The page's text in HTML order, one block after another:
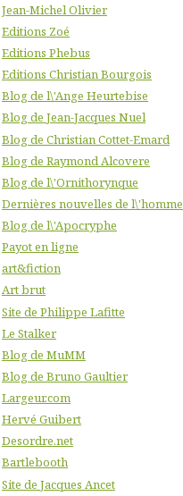
Jean-Michel Olivier
Editions Zoé
Editions Phebus
Editions Christian Bourgois
Blog de l\'Ange Heurtebise
Blog de Jean-Jacques Nuel
Blog de Christian Cottet-Emard
Blog de Raymond Alcovere
Blog de l\'Ornithorynque
Dernières nouvelles de l\'homme
Blog de l\'Apocryphe
Payot en ligne
art&fiction
Art brut
Site de Philippe Lafitte
Le Stalker
Blog de MuMM
Blog de Bruno Gaultier
Largeur.com
Hervé Guibert
Desordre.net
Bartlebooth
Site de Jacques Ancet